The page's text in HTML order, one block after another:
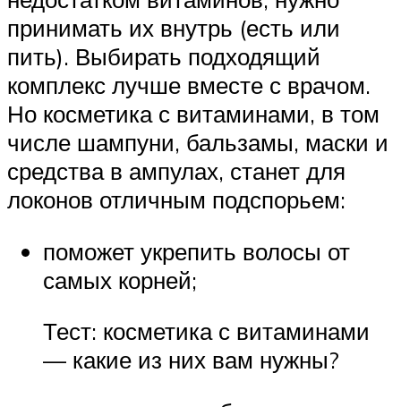
принимать их внутрь (есть или
пить). Выбирать подходящий
комплекс лучше вместе с врачом.
Но косметика с витаминами, в том
числе шампуни, бальзамы, маски и
средства в ампулах, станет для
локонов отличным подспорьем:
поможет укрепить волосы от
самых корней;
Тест: косметика с витаминами
— какие из них вам нужны?